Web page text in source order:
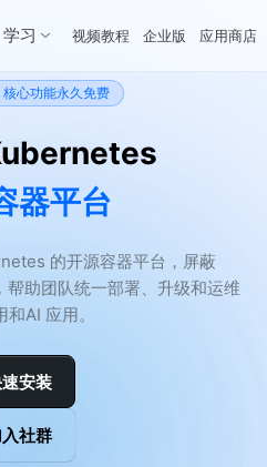
学习 视频教程 企业版 应用商店
心功能永久免费
器平台
的开源容器平台，屏蔽
助团队统一部署、升级和运维
和AI 应用。
安装
社群